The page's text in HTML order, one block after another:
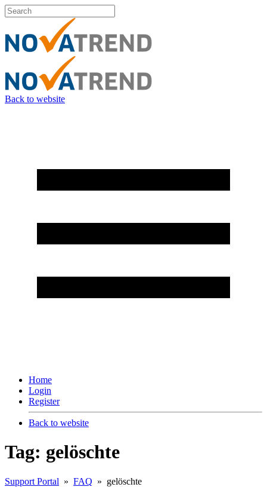
Back to website
Home
Login
Register
Back to website
Tag: gelöschte
Support Portal » FAQ » gelöschte